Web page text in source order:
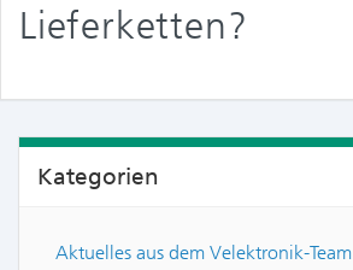
Lieferketten?
Kategorien
Aktuelles aus dem Velektronik-Team